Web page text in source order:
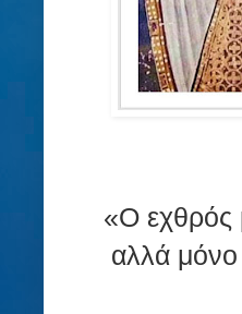
«Ο εχθρός
αλλά